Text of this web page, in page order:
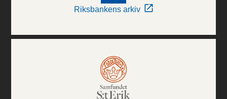
Riksbankens arkiv